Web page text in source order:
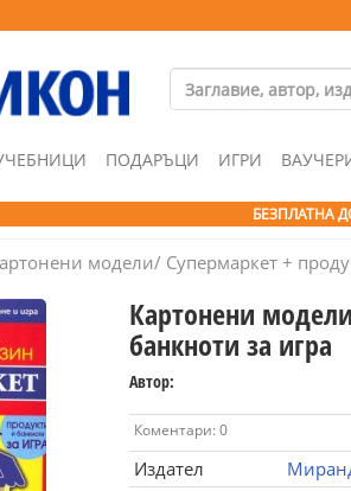
ПОДАРЪЦИ ИГРИ
БЕЗПЛАТНА
модели/ Супермаркет +
Картонени
банкноти за игра
Автор:
Коментари: 0
Издател